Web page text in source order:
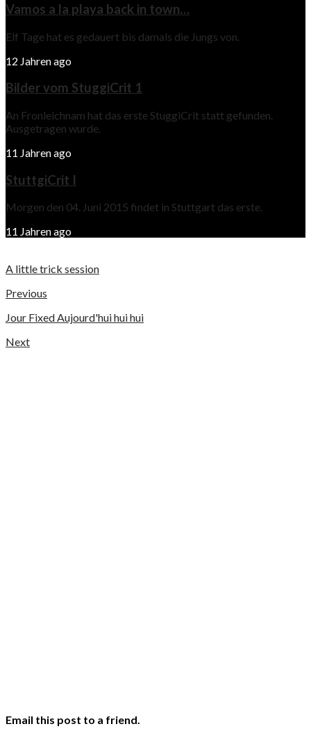
Vamos a la playa back in town…
Elf Tage hat es gedauert bis damals die Jungs von.
12 Jahren ago
Bilder vom StuggiCrit 1
An Fronleichnam hat das erste StuggiCrit statt gefunden.
Ausgetragen wurde.
11 Jahren ago
StuttgiCrit I
Morgen den 04. Juni 2015 findet in Stuttgart das erste.
11 Jahren ago
A little trick session
Previous
Jour Fixed Aujourd'hui hui hui
Next
Email this post to a friend.